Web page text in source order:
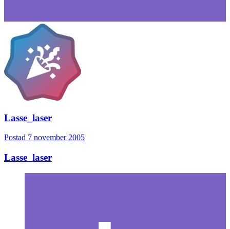
Lasse_laser
Postad 7 november 2005
Lasse_laser